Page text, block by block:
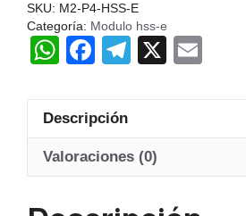
Z21-
25
Hss-
SKU: M2-P4-HSS-E
Categoría: Modulo hss-e
W
at
s
A
F
c
e
b
T
gr
a
X
Descripción
Valoraciones (0)